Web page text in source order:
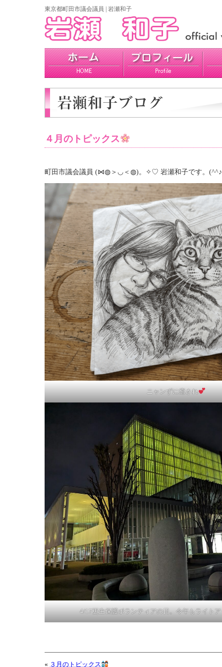
東京都町田市議会議員 | 岩瀬和子
プロフィール 政策 活動報告
４月のトピックス
町田市議会議員 (⋈◍＞◡＜◍)。✧♡ 岩瀬和子です。
ニャンずに癒され
4/17更生保護ボランティアの日。今年もライト
« ３月のトピックス